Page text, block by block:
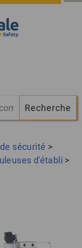
sécurité >
d'établi >